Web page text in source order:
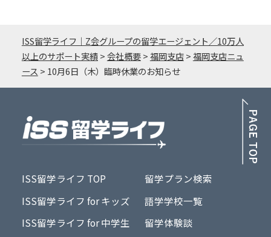
ISS留学ライフ｜Z会グループの留学エージェント／10万人
以上のサポート実績>会社概要>福岡支店>福岡支店ニュ
ース > 10月6日（木）臨時休業のお知らせ
ISS留学ライフ TOP
ISS留学ライフ for キッズ
ISS留学ライフ for 中学生
留学プラン検索
語学学校一覧
留学体験談